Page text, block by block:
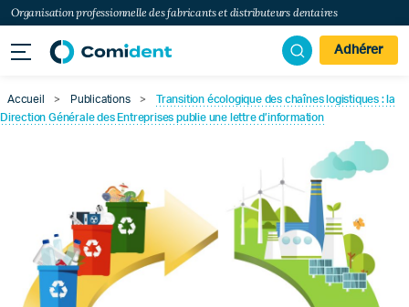
Organisation professionnelle des fabricants et distributeurs dentaires
Adhérer
Accueil > Publications >
Transition écologique des chaînes logistiques : la
Direction Générale des Entreprises publie une lettre d’information